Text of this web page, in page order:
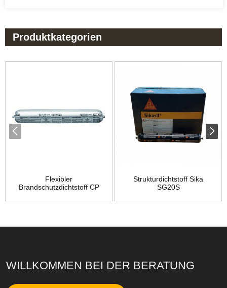
Produktkategorien
Flexibler
Brandschutzdichtstoff CP
Strukturdichtstoff Sika
SG20S
WILLKOMMEN BEI DER BERATUNG